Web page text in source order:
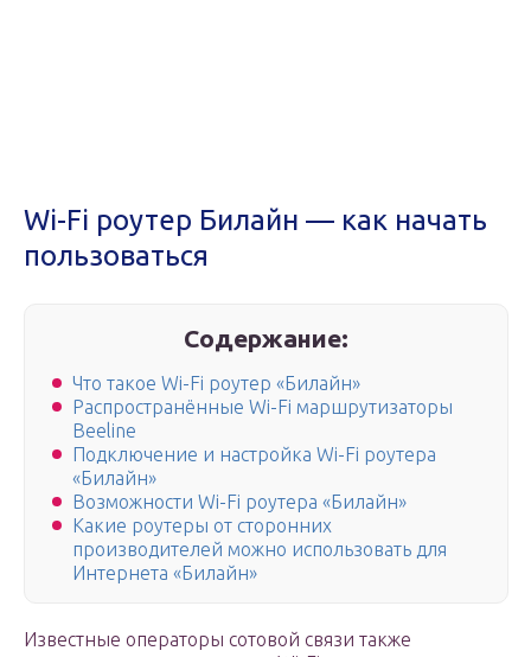
Wi-Fi роутер Билайн — как начать
пользоваться
Содержание:
Что такое Wi-Fi роутер «Билайн»
Распространённые Wi-Fi маршрутизаторы
Beeline
Подключение и настройка Wi-Fi роутера
«Билайн»
Возможности Wi-Fi роутера «Билайн»
Какие роутеры от сторонних
производителей можно использовать для
Интернета «Билайн»
Известные операторы сотовой связи также